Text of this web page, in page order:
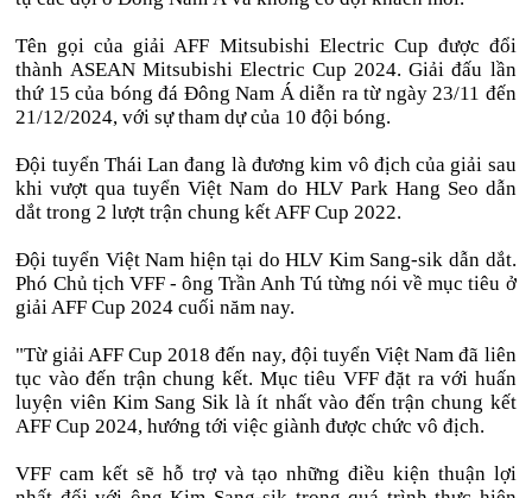
Tên gọi của giải AFF Mitsubishi Electric Cup được đổi
thành ASEAN Mitsubishi Electric Cup 2024. Giải đấu lần
thứ 15 của bóng đá Đông Nam Á diễn ra từ ngày 23/11 đến
21/12/2024, với sự tham dự của 10 đội bóng.
Đội tuyển Thái Lan đang là đương kim vô địch của giải sau
khi vượt qua tuyển Việt Nam do HLV Park Hang Seo dẫn
dắt trong 2 lượt trận chung kết AFF Cup 2022.
Đội tuyển Việt Nam hiện tại do HLV Kim Sang-sik dẫn dắt.
Phó Chủ tịch VFF - ông Trần Anh Tú từng nói về mục tiêu ở
giải AFF Cup 2024 cuối năm nay.
"Từ giải AFF Cup 2018 đến nay, đội tuyển Việt Nam đã liên
tục vào đến trận chung kết. Mục tiêu VFF đặt ra với huấn
luyện viên Kim Sang Sik là ít nhất vào đến trận chung kết
AFF Cup 2024, hướng tới việc giành được chức vô địch.
VFF cam kết sẽ hỗ trợ và tạo những điều kiện thuận lợi